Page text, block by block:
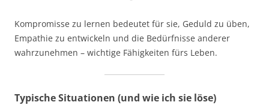
Kompromisse zu lernen bedeutet für sie, Geduld zu üben,
Empathie zu entwickeln und die Bedürfnisse anderer
wahrzunehmen – wichtige Fähigkeiten fürs Leben.
Typische Situationen (und wie ich sie löse)